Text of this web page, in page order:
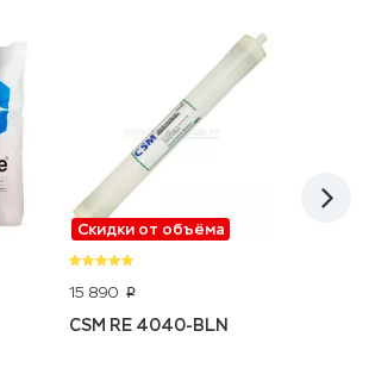
Скидки от объёма
15 890 p
CSM RE 4040-BLN